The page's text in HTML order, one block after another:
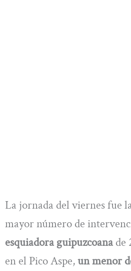
La jornada del viernes fue
mayor número de
esquiadora guipuzcoanade
en el Pico Aspe,un menor